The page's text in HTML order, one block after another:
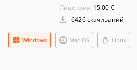
Лицензия: 15.00 €
6426 скачиваний
Mac OS
Windows Linux